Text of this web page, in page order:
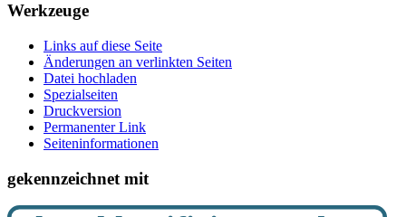
Werkzeuge
Links auf diese Seite
Änderungen an verlinkten Seiten
Datei hochladen
Spezialseiten
Druckversion
Permanenter Link
Seiten­­informationen
gekennzeichnet mit